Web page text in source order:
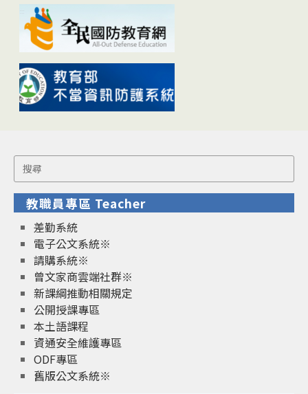
Search
for:
教職員專區 Teacher
差勤系統
電子公文系統※
請購系統※
曾文家商雲端社群※
新課綱推動相關規定
公開授課專區
本土語課程
資通安全維護專區
ODF專區
舊版公文系統※